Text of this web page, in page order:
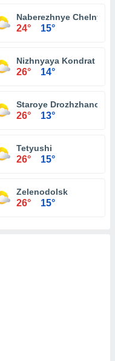
Naberezhnye Chelny
24° 15°
Nizhnyaya Kondrat
26° 14°
Staroye Drozhzhanoye
26° 13°
Tetyushi
26° 15°
Zelenodolsk
26° 15°